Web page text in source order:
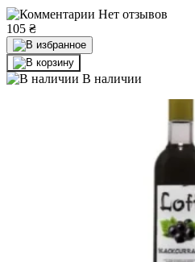
Нет отзывов
105 ₴
В наличии